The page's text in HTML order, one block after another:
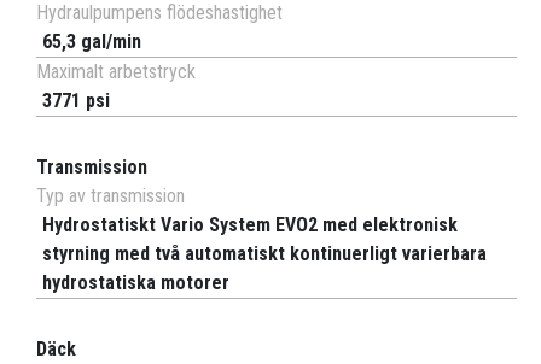
Hydraulpumpens flödeshastighet
65,3 gal/min
Maximalt arbetstryck
3771 psi
Transmission
Typ av transmission
Hydrostatiskt Vario System EVO2 med elektronisk
styrning med två automatiskt kontinuerligt varierbara
hydrostatiska motorer
Däck